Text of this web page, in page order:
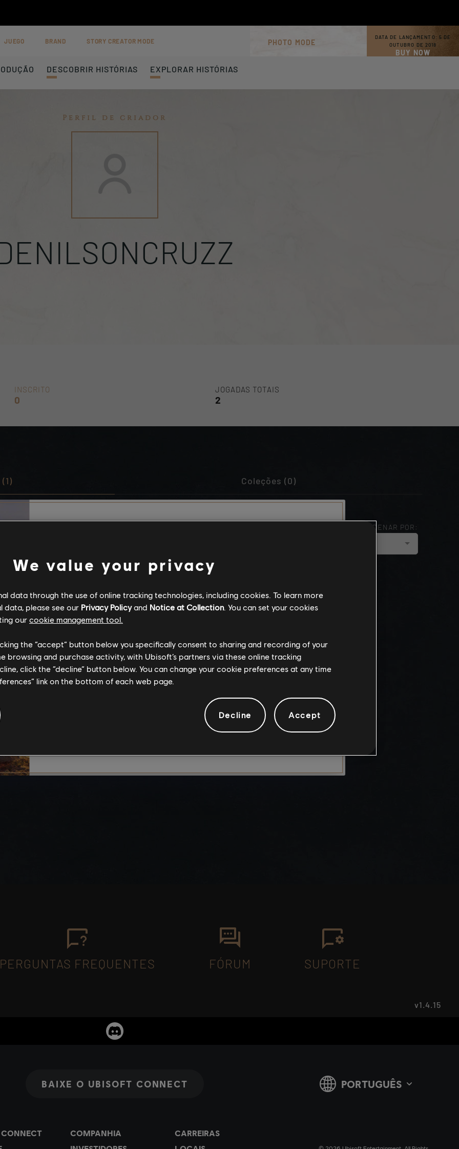
JUEGO BRAND STORY CREATOR MODE PHOTO MODE
DATA DE LANÇAMENTO: 5 DE
OUTUBRO DE 2018
BUY NOW
DESCOBRIR HISTÓRIAS EXPLORAR HISTÓRIAS
Perfil de criador
INSCRITO
0
JOGADAS TOTAIS
2
Coleções (0)
ORDENAR POR:
As histórias criadas neste website
foram criadas pela comunidade e,
desse modo, certos conteúdos
podem não ser apropriados para
todas as idades ou para ser
reproduzido no trabalho.
Ao consumir este conteúdo, você
concorda que compreende os
PERGUNTAS FREQUENTES FÓRUM SUPORTE
v1.4.15
We value your privacy
data through the use of online tracking technologies, including cookies. To learn more
data, please see our Privacy Policyand Notice at Collection. You can set your cookies
our cookie management tool.
the “accept” button below you specifically consent to sharing and recording of your
browsing and purchase activity, with Ubisoft’s partners via these online tracking
click the “decline” button below. You can change your cookie preferences at any time
link on the bottom of each web page.
Decline Accept